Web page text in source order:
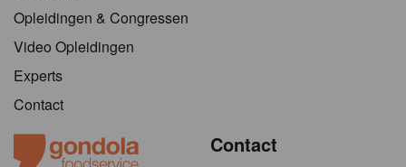
Opleidingen & Congressen
Video Opleidingen
Experts
Contact
Contact